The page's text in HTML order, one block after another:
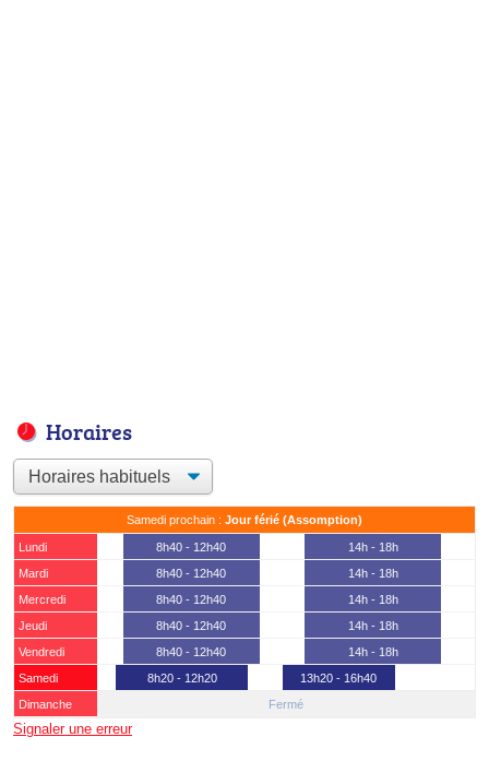
Horaires
Samedi prochain : Jour férié (Assomption)
Lundi 8h40 - 12h40
14h - 18h
Mardi
8h40 - 12h40
14h - 18h
Mercredi
8h40 - 12h40
14h - 18h
Jeudi
8h40 - 12h40
14h - 18h
Vendredi
8h40 - 12h40
14h - 18h
Samedi
8h20 - 12h20
13h20 - 16h40
Dimanche
Fermé
Signaler une erreur